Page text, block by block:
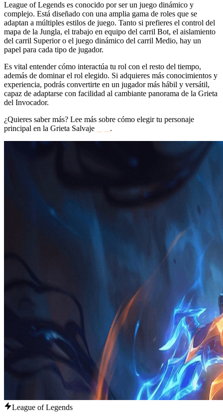
League of Legends es conocido por ser un juego dinámico y
complejo. Está diseñado con una amplia gama de roles que se
adaptan a múltiples estilos de juego. Tanto si prefieres el control del
mapa de la Jungla, el trabajo en equipo del carril Bot, el aislamiento
del carril Superior o el juego dinámico del carril Medio, hay un
papel para cada tipo de jugador.
Es vital entender cómo interactúa tu rol con el resto del tiempo,
además de dominar el rol elegido. Si adquieres más conocimientos y
experiencia, podrás convertirte en un jugador más hábil y versátil,
capaz de adaptarse con facilidad al cambiante panorama de la Grieta
del Invocador.
¿Quieres saber más? Lee más sobre cómo elegir tu personaje
principal en la Grieta Salvaje
.
League of Legends